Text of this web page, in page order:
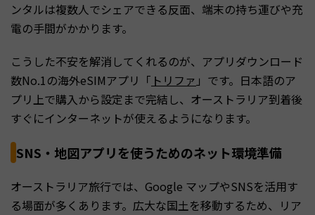
ンタルは複数人でシェアできる反面、端末の持ち運びや充
電の手間がかかります。
こうした不安を解消してくれるのが、アプリダウンロード
数No.1の海外eSIMアプリ「 トリファ 」です。日本語のア
プリ上で購入から設定まで完結し、オーストラリア到着後
すぐにインターネットが使えるようになります。
SNS・地図アプリを使うためのネット環境準備
オーストラリア旅行では、Google マップやSNSを活用す
る場面が多くあります。広大な国土を移動するため、リア